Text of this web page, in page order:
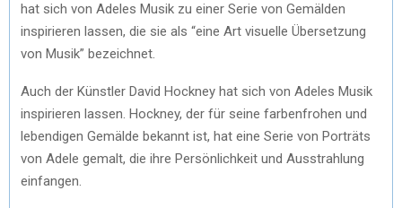
hat sich von Adeles Musik zu einer Serie von Gemälden
inspirieren lassen, die sie als “eine Art visuelle Übersetzung
von Musik” bezeichnet.
Auch der Künstler David Hockney hat sich von Adeles Musik
inspirieren lassen. Hockney, der für seine farbenfrohen und
lebendigen Gemälde bekannt ist, hat eine Serie von Porträts
von Adele gemalt, die ihre Persönlichkeit und Ausstrahlung
einfangen.